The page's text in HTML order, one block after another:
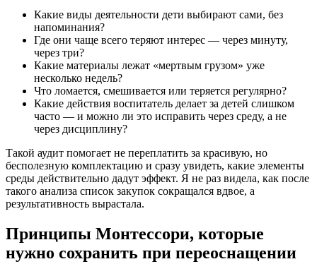
Какие виды деятельности дети выбирают сами, без
напоминания?
Где они чаще всего теряют интерес — через минуту,
через три?
Какие материалы лежат «мертвым грузом» уже
несколько недель?
Что ломается, смешивается или теряется регулярно?
Какие действия воспитатель делает за детей слишком
часто — и можно ли это исправить через среду, а не
через дисциплину?
Такой аудит помогает не переплатить за красивую, но
бесполезную комплектацию и сразу увидеть, какие элементы
среды действительно дадут эффект. Я не раз видела, как после
такого анализа список закупок сокращался вдвое, а
результативность вырастала.
Принципы Монтессори, которые
нужно сохранить при переоснащении